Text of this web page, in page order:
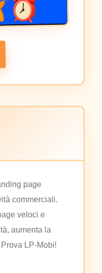
page
commerciali.
veloci e
aumenta la
LP-Mobi!